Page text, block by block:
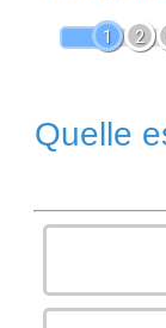
1 2
Quelle